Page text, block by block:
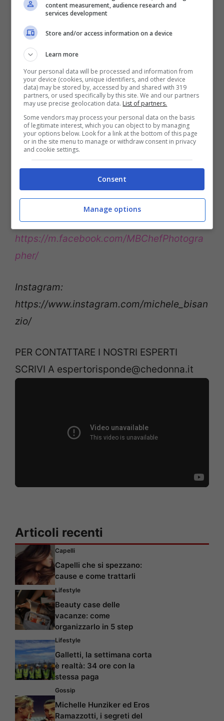
superare i 75 gradi raggiunti all’inizio.
Una volta che l’
tirar fuori leuova
griglia per far sgocciolare l’olio.
Il risultato finale sarà quello che vedete in
foto. E state tranquilli: l’olio non si sentirà
per niente! Tutto il sapore genuino
dell’uovo servito praticamente in purezza.
Michele Bisanzio
Facebook:
https://m.facebook.com/MBChefPhotogra
pher/
Instagram:
https://www.instagram.com/michele_bisan
zio/
PER CONTATTARE I NOSTRI ESPERTI
SCRIVI A espertorisponde@chedonna.it
Articoli recenti
Capelli
Capelli che si spezzano:
cause e come trattarli
Lifestyle
Beauty case delle
vacanze: come
organizzarlo in 5 step
Lifestyle
Galletti, la settimana corta
è realtà: 34 ore con la
stessa paga
Gossip
Michelle Hunziker ed Eros
Ramazzotti, i segreti del
content measurement, audience research and
services development
Store and/or access information on a device
Learn more
Your personal data will be processed and information from
your device (cookies, unique identifiers, and other device
data) may be stored by, accessed by and shared with 319
partners, or used specifically by this site. We and our partners
may use precise geolocation data. List of partners.
Some vendors may process your personal data on the basis
of legitimate interest, which you can object to by managing
your options below. Look for a link at the bottom of this page
or in the site menu to manage or withdraw consent in privacy
and cookie settings.
Consent
Manage options